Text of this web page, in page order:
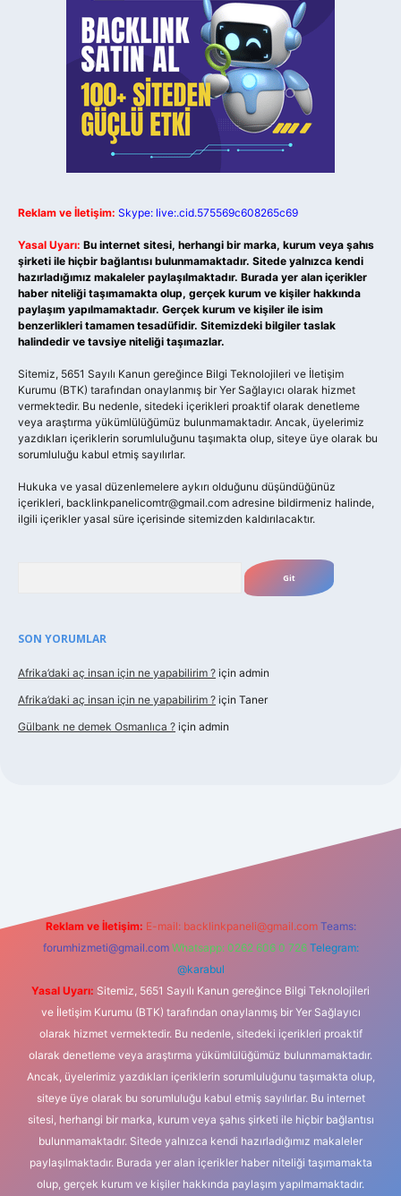
Reklam ve İletişim: Skype: live:.cid.575569c608265c69
Yasal Uyarı: Bu internet sitesi, herhangi bir marka, kurum veya şahıs
şirketi ile hiçbir bağlantısı bulunmamaktadır. Sitede yalnızca kendi
hazırladığımız makaleler paylaşılmaktadır. Burada yer alan içerikler
haber niteliği taşımamakta olup, gerçek kurum ve kişiler hakkında
paylaşım yapılmamaktadır. Gerçek kurum ve kişiler ile isim
benzerlikleri tamamen tesadüfidir. Sitemizdeki bilgiler taslak
halindedir ve tavsiye niteliği taşımazlar.
Sitemiz, 5651 Sayılı Kanun gereğince Bilgi Teknolojileri ve İletişim
Kurumu (BTK) tarafından onaylanmış bir Yer Sağlayıcı olarak hizmet
vermektedir. Bu nedenle, sitedeki içerikleri proaktif olarak denetleme
veya araştırma yükümlülüğümüz bulunmamaktadır. Ancak, üyelerimiz
yazdıkları içeriklerin sorumluluğunu taşımakta olup, siteye üye olarak bu
sorumluluğu kabul etmiş sayılırlar.
Hukuka ve yasal düzenlemelere aykırı olduğunu düşündüğünüz
içerikleri, backlinkpanelicomtr@gmail.com adresine bildirmeniz halinde,
ilgili içerikler yasal süre içerisinde sitemizden kaldırılacaktır.
SON YORUMLAR
Afrika’daki aç insan için ne yapabilirim ? için admin
Afrika’daki aç insan için ne yapabilirim ? için Taner
Gülbank ne demek Osmanlıca ? için admin
Reklam ve İletişim: E-mail: backlinkpaneli@gmail.com Teams:
forumhizmeti@gmail.com Whatsapp: 0262 606 0 726 Telegram:
@karabul
Yasal Uyarı: Sitemiz, 5651 Sayılı Kanun gereğince Bilgi Teknolojileri
ve İletişim Kurumu (BTK) tarafından onaylanmış bir Yer Sağlayıcı
olarak hizmet vermektedir. Bu nedenle, sitedeki içerikleri proaktif
olarak denetleme veya araştırma yükümlülüğümüz bulunmamaktadır.
Ancak, üyelerimiz yazdıkları içeriklerin sorumluluğunu taşımakta olup,
siteye üye olarak bu sorumluluğu kabul etmiş sayılırlar. Bu internet
sitesi, herhangi bir marka, kurum veya şahıs şirketi ile hiçbir bağlantısı
bulunmamaktadır. Sitede yalnızca kendi hazırladığımız makaleler
paylaşılmaktadır. Burada yer alan içerikler haber niteliği taşımamakta
olup, gerçek kurum ve kişiler hakkında paylaşım yapılmamaktadır.